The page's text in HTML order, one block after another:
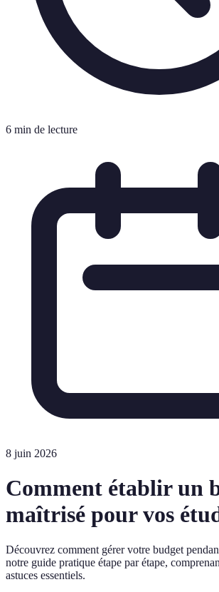
6 min de lecture
8 juin 2026
Comment établir un
maîtrisé pour vos
Découvrez comment gérer votre budget
notre guide pratique étape par étape,
astuces essentiels.